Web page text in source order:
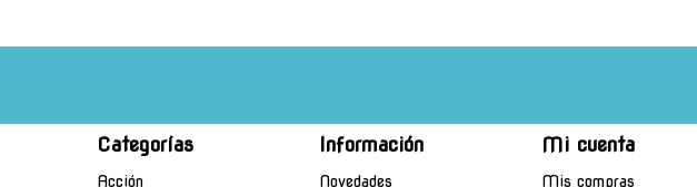
Categorías
Acción
Información
Novedades
Mi cuenta
Mis compras